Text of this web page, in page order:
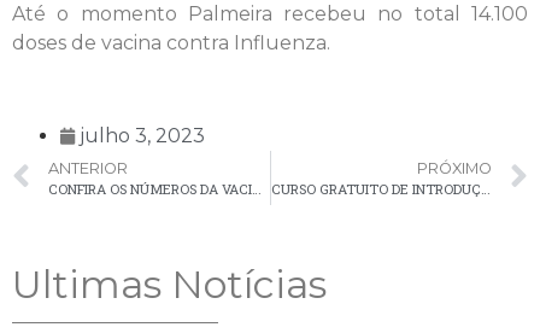
Até o momento Palmeira recebeu no total 14.100
doses de vacina contra Influenza.
julho 3, 2023
ANTERIOR
CONFIRA OS NÚMEROS DA VACINAÇÃO CONTRA A COVID-19 EM PALMEIRA
PRÓXIMO
CURSO GRATUITO DE INTRODUÇÃO À MAQUIAGEM
Ultimas Notícias